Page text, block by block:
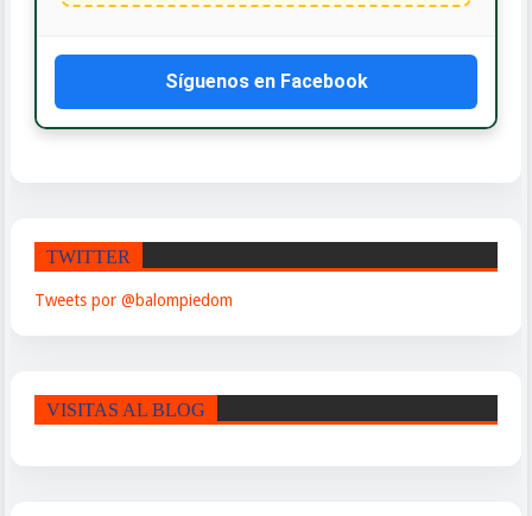
Síguenos en Facebook
TWITTER
Tweets por @balompiedom
VISITAS AL BLOG